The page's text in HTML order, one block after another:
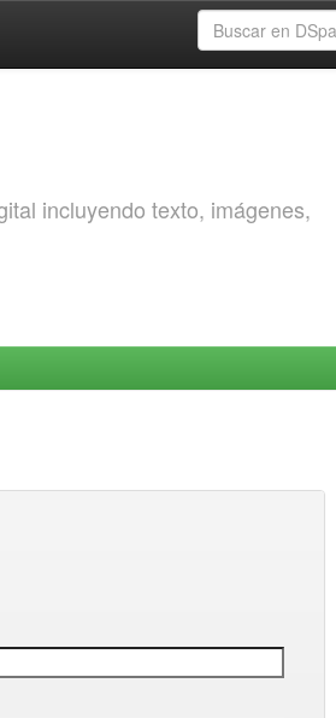
incluyendo texto, imágenes,